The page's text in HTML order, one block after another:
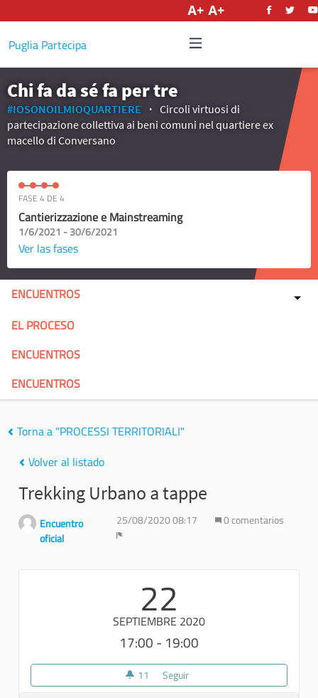
Puglia Partecipa
Chi fa da sé fa per tre
#IOSONOILMIOQUARTIERE
Circoli virtuosi di
partecipazione collettiva ai beni comuni nel quartiere ex
macello di Conversano
FASE 4 DE 4
Cantierizzazione e Mainstreaming
1/6/2021 - 30/6/2021
Ver las fases
ENCUENTROS
EL PROCESO
ENCUENTROS
ENCUENTROS
Torna a "PROCESSI TERRITORIALI"
Volver al listado
Trekking Urbano a tappe
Encuentro
oficial
25/08/2020 08:17
0 comentarios
22
SEPTIEMBRE 2020
17:00 - 19:00
11 11 seguidoras
SeguirTrekking Urbano a tappe